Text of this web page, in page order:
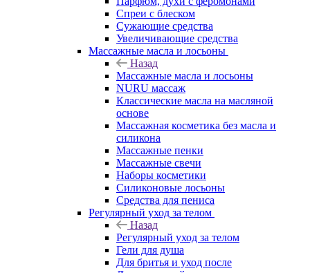
Спреи с блеском
Сужающие средства
Увеличивающие средства
Массажные масла и лосьоны
Назад
Массажные масла и лосьоны
NURU массаж
Классические масла на масляной
основе
Массажная косметика без масла и
силикона
Массажные пенки
Массажные свечи
Наборы косметики
Силиконовые лосьоны
Средства для пениса
Регулярный уход за телом
Назад
Регулярный уход за телом
Гели для душа
Для бритья и уход после